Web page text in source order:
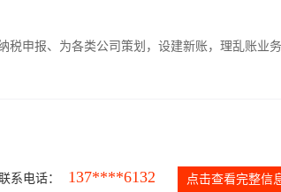
申报、为各类公司策划，设建新账，理乱账业
系电话： 137****6132 点击查看完整信